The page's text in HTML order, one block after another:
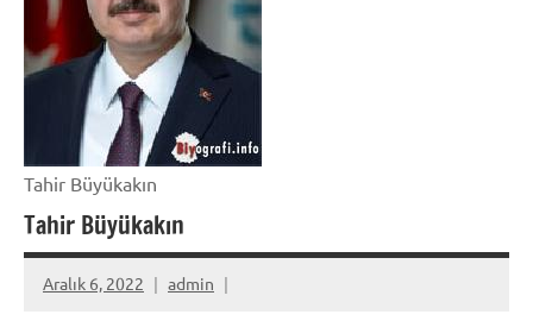
Tahir Büyükakın
Tahir Büyükakın
Aralık 6, 2022 admin